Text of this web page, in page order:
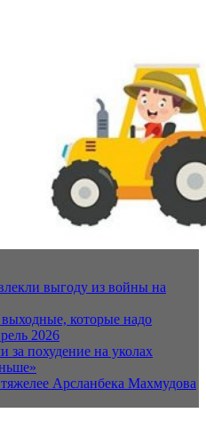
выгоду из войны на
которые надо
2026
за похудение на уколах
Арсланбека Махмудова